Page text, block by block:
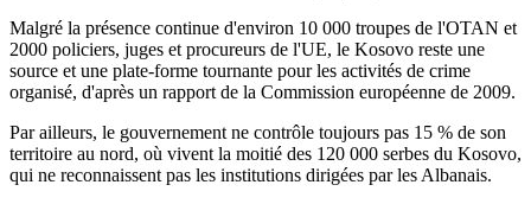
Malgré la présence continue d'environ 10 000 troupes de l'OTAN et
2000 policiers, juges et procureurs de l'UE, le Kosovo reste une
source et une plate-forme tournante pour les activités de crime
organisé, d'après un rapport de la Commission européenne de 2009.
Par ailleurs, le gouvernement ne contrôle toujours pas 15 % de son
territoire au nord, où vivent la moitié des 120 000 serbes du Kosovo,
qui ne reconnaissent pas les institutions dirigées par les Albanais.